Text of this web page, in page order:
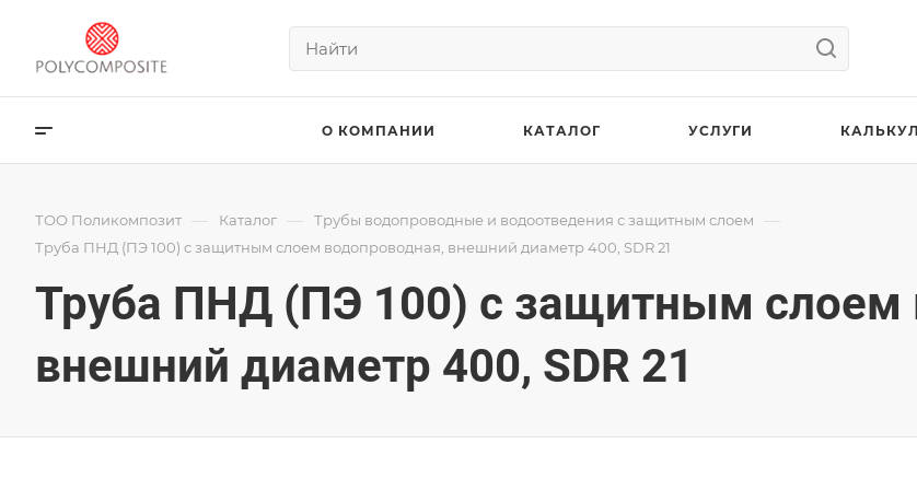
О КОМПАНИИ КАТАЛОГ УСЛУГИ
ТОО Поликомпозит — Каталог — Трубы водопроводные и водоотведения с защитным слоем —
Труба ПНД (ПЭ 100) с защитным слоем водопроводная, внешний диаметр 400, SDR 21
Труба ПНД (ПЭ 100) с защитным слоем
внешний диаметр 400, SDR 21